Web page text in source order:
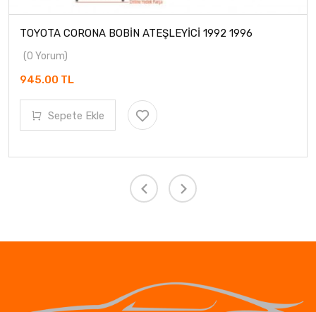
TOYOTA CORONA BOBİN ATEŞLEYİCİ 1992 1996
(0 Yorum)
945.00 TL
Sepete Ekle